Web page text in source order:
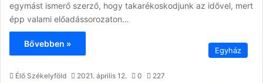
egymást ismerő szerző, hogy takarékoskodjunk az idővel, mert
épp valami előadássorozaton…
Bővebben »
Egyház
Élő Székelyföld 2021. április 12. 0 227